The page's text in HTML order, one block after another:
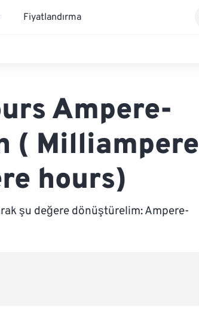
Fiyatlandırma
Ampere-
( Milliampere
hours)
şu değere dönüştürelim: Ampere-